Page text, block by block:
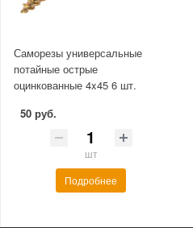
Саморезы универсальные
потайные острые
оцинкованные 4x45 6 шт.
50 руб.
шт
Подробнее